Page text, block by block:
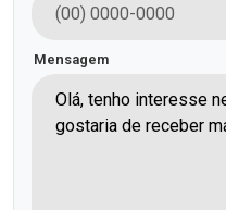
Mensagem